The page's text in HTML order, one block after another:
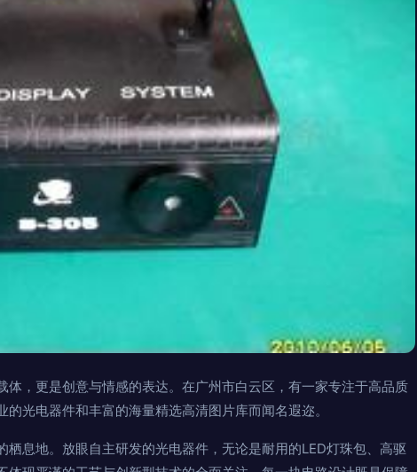
，更是创意与情感的表达。在广州市白云区，有一家专注于高品质
光电器件和丰富的海量精选高清图片库而闻名遐迩。
息地。放眼自主研发的光电器件，无论是耐用的LED灯珠包、高驱